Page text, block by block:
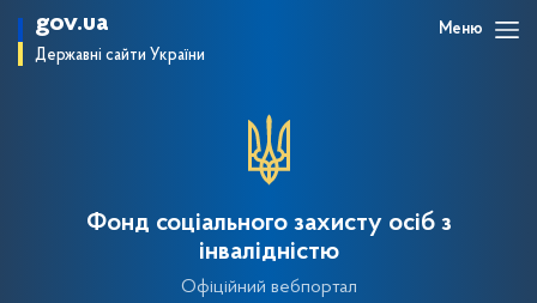
gov.ua
Державні сайти України
Меню
Фонд соціального захисту осіб з
інвалідністю
Офіційний вебпортал